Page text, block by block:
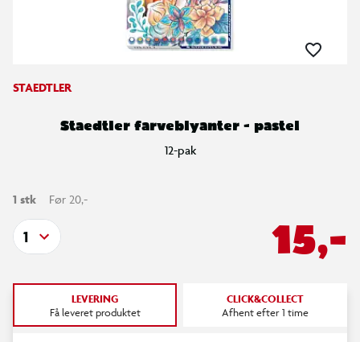
STAEDTLER
Staedtler farveblyanter - pastel
12-pak
1 stk Før 20,-
15,-
1
LEVERING
Få leveret produktet
CLICK&COLLECT
Afhent efter 1 time